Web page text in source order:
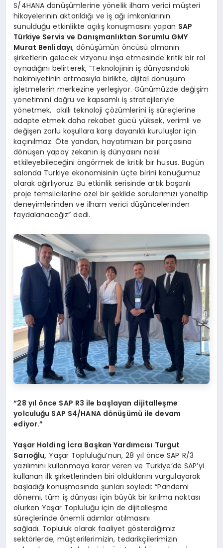
S/4HANA dönüşümlerine yönelik ilham verici müşteri
hikayelerinin aktarıldığı ve iş ağı imkanlarının
sunulduğu etkinlikte açılış konuşmasını yapan SAP
Türkiye Servis ve Danışmanlıktan Sorumlu GMY
Murat Benlidayı, dönüşümün öncüsü olmanın
şirketlerin gelecek vizyonu inşa etmesinde kritik bir rol
oynadığını belirterek, “Teknolojinin iş dünyasındaki
hakimiyetinin artmasıyla birlikte, dijital dönüşüm
işletmelerin merkezine yerleşiyor. Günümüzde değişim
yönetimini doğru ve kapsamlı iş stratejileriyle
yönetmek, akıllı teknoloji çözümlerini iş süreçlerine
adapte etmek daha rekabet gücü yüksek, verimli ve
değişen zorlu koşullara karşı dayanıklı kuruluşlar için
kaçınılmaz. Öte yandan, hayatımızın bir parçasına
dönüşen yapay zekanın iş dünyasını nasıl
etkileyebileceğini öngörmek de kritik bir husus. Bugün
salonda Türkiye ekonomisinin üçte birini konuğumuz
olarak ağırlıyoruz. Bu etkinlik serisinde artık başarılı
proje temsilcilerine özel bir şekilde sorularımızı yöneltip
deneyimlerinden ve ilham verici düşüncelerinden
faydalanacağız” dedi.
“28 yıl önce SAP R3 ile başlayan dijitalleşme
yolculuğu SAP S4/HANA dönüşümü ile devam
ediyor.”
Yaşar Holding İcra Başkan Yardımcısı Turgut
Sarıoğlu, Yaşar Topluluğu’nun, 28 yıl önce SAP R/3
yazılımını kullanmaya karar veren ve Türkiye’de SAP’yi
kullanan ilk şirketlerinden biri olduklarını vurgulayarak
başladığı konuşmasında şunları söyledi: “Pandemi
dönemi, tüm iş dünyası için büyük bir kırılma noktası
olurken Yaşar Topluluğu için de dijitalleşme
süreçlerinde önemli adımlar atılmasını
sağladı. Topluluk olarak faaliyet gösterdiğimiz
sektörlerde; müşterilerimizin, tedarikçilerimizin